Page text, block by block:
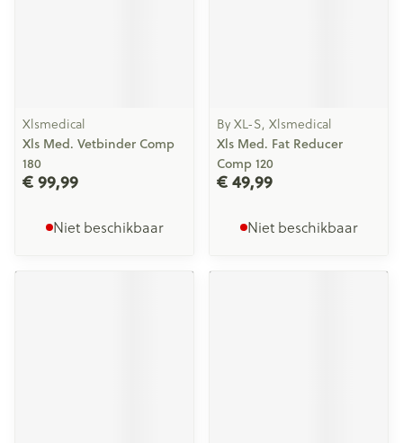
Xlsmedical
Xls Med. Vetbinder Comp
180
€ 99,99
Niet beschikbaar
By XL-S, Xlsmedical
Xls Med. Fat Reducer
Comp 120
€ 49,99
Niet beschikbaar